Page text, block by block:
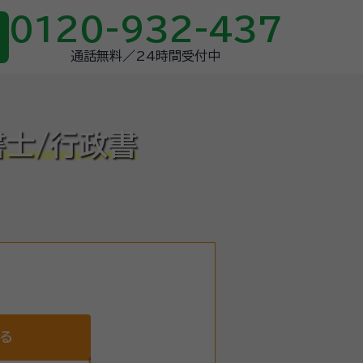
0120-932-437
通話無料／24時間受付中
士/行政書